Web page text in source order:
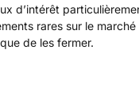
d’intérêt
rares sur le
de les fermer.